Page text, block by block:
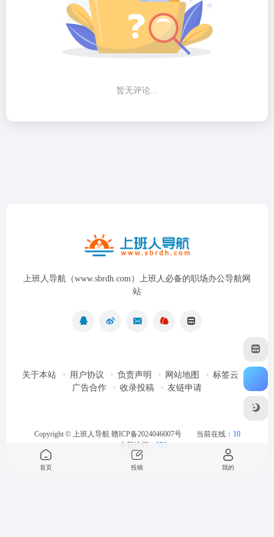
暂无评论...
上班人导航（www.sbrdh.com）上班人必备的职场办公导航网
站
关于本站 用户协议 负责声明 网站地图
标签云
广告合作
收录投稿 友链申请
Copyright © 上班人导航 赣ICP备2024046007号 当前在线： 10
今日访问： 352
首页 投稿 我的